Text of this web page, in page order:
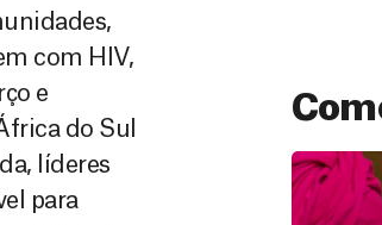
com HIV,
e
do Sul
líderes
para